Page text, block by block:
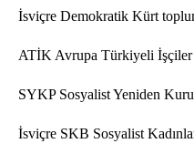
İsviçre Demokratik Kürt
ATİK Avrupa Türkiyeli İşçiler
SYKP Sosyalist Yeniden
İsviçre SKB Sosyalist